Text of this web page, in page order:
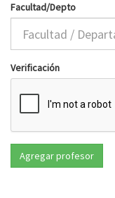
Facultad/Depto
Verificación